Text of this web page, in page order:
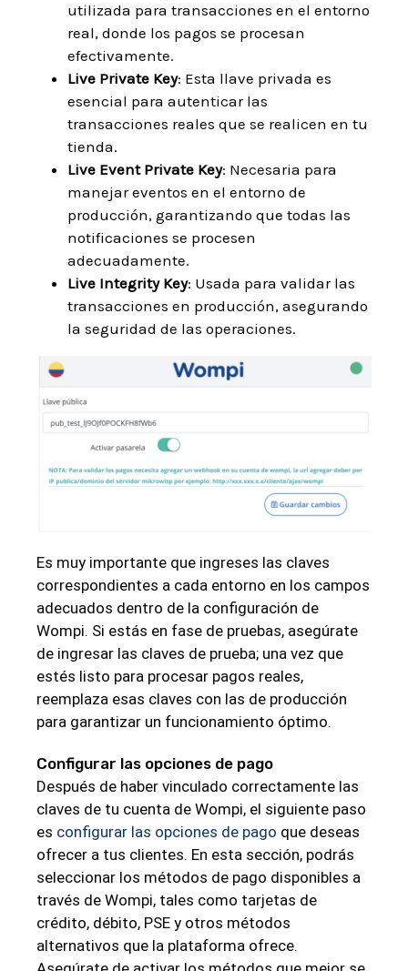
utilizada para transacciones en el entorno
real, donde los pagos se procesan
efectivamente.
Live Private Key: Esta llave privada es
esencial para autenticar las
transacciones reales que se realicen en tu
tienda.
Live Event Private Key: Necesaria para
manejar eventos en el entorno de
producción, garantizando que todas las
notificaciones se procesen
adecuadamente.
Live Integrity Key: Usada para validar las
transacciones en producción, asegurando
la seguridad de las operaciones.
Es muy importante que ingreses las claves
correspondientes a cada entorno en los campos
adecuados dentro de la configuración de
Wompi. Si estás en fase de pruebas, asegúrate
de ingresar las claves de prueba; una vez que
estés listo para procesar pagos reales,
reemplaza esas claves con las de producción
para garantizar un funcionamiento óptimo.
Configurar las opciones de pago
Después de haber vinculado correctamente las
claves de tu cuenta de Wompi, el siguiente paso
es configurar las opciones de pago que deseas
ofrecer a tus clientes. En esta sección, podrás
seleccionar los métodos de pago disponibles a
través de Wompi, tales como tarjetas de
crédito, débito, PSE y otros métodos
alternativos que la plataforma ofrece.